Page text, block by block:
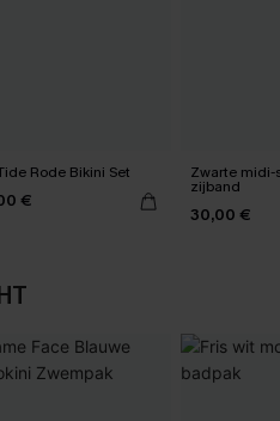
Rode Bikini Set
€
Zwarte midi-
zijband
30,00 €